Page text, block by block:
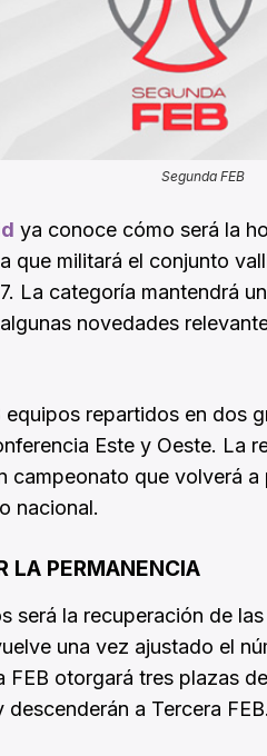
Segunda FEB
ya conoce cómo será la
que militará el conjunto
La categoría mantendrá
novedades
repartidos en dos
Este y Oeste. La
campeonato que volverá
nacional.
LA PERMANENCIA
será la recuperación de
una vez ajustado el
FEB otorgará tres plazas
a Tercera FEB.